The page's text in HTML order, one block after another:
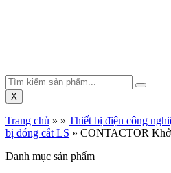
X
Trang chủ » » Thiết bị điện công
bị đóng cắt LS » CONTACTOR
Danh mục sản phẩm